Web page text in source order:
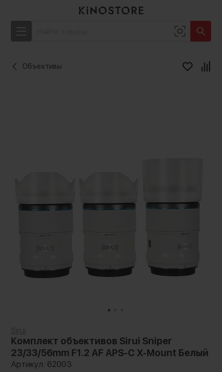
Объективы
Комплект объективов Sirui Sniper
23/33/56mm F1.2 AF APS-C X-Mount Белый
Артикул: 62003